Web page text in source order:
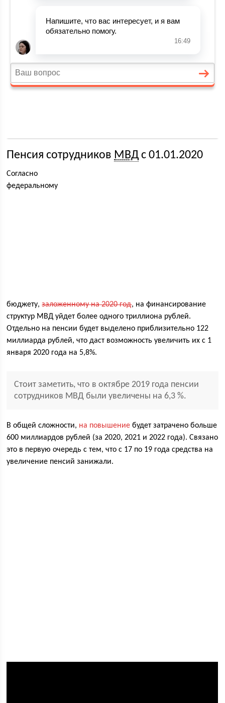
Пенсия сотрудников МВД с 01.01.2020
Согласно
федеральному
бюджету,заложенному на 2020 год, на финансирование
структур МВД уйдет более одного триллиона рублей.
Отдельно на пенсии будет выделено приблизительно 122
миллиарда рублей, что даст возможность увеличить их с 1
января 2020 года на 5,8%.
Стоит заметить, что в октябре 2019 года пенсии
сотрудников МВД были увеличены на 6,3 %.
В общей сложности, на повышение будет затрачено больше
600 миллиардов рублей (за 2020, 2021 и 2022 года). Связано
это в первую очередь с тем, что с 17 по 19 года средства на
увеличение пенсий занижали.